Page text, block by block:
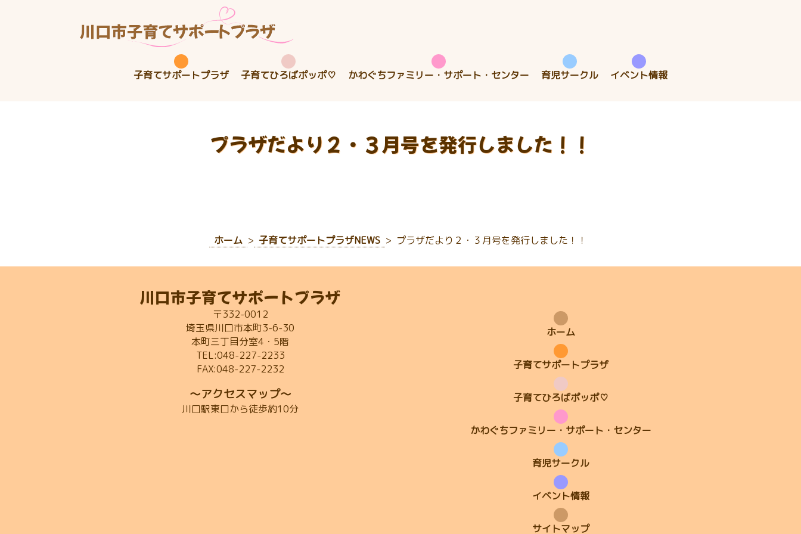
子育てサポートプラザ 子育てひろばポッポ♡ かわぐちファミリー・サポート・センター 育児サークル イベント情報
プラザだより２・３月号を発行しました！！
ホーム 子育てサポートプラザNEWS プラザだより２・３月号を発行しました！！
ホーム
子育てサポートプラザ
子育てひろばポッポ♡
かわぐちファミリー・サポート・センター
育児サークル
イベント情報
サイトマップ
川口市子育てサポートプラザ
〒332-0012
埼玉県川口市本町3-6-30
本町三丁目分室4・5階
TEL:048-227-2233
FAX:048-227-2232
～アクセスマップ～
川口駅東口から徒歩約10分